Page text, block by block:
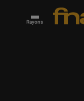
Rayons